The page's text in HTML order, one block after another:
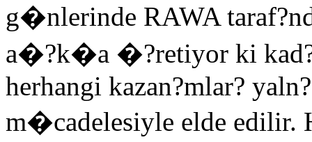
g�nlerinde RAWA
a�?k�a �?retiyor ki
herhangi kazan?mlar?
m�cadelesiyle elde